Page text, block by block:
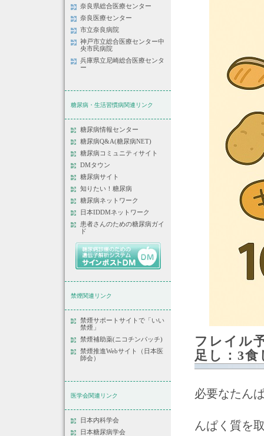
奈良県総合医療センター
奈良医療センター
市立奈良病院
神戸市立総合医療センター中
央市民病院
兵庫県立尼崎総合医療センタ
ー
糖尿病・生活習慣病関連リンク
糖尿病情報センター
糖尿病Q&A(糖尿病NET)
糖尿病コミュニティサイト
DMタウン
糖尿病サイト
知りたい！糖尿病
糖尿病ネットワーク
日本IDDMネットワーク
患者さんのための糖尿病ガイ
ド
禁煙関連リンク
禁煙サポートサイトで「いい
禁煙」
禁煙補助薬(ニコチンパッチ)
禁煙推進Webサイト（日本医
師会）
医学会関連リンク
日本内科学会
日本糖尿病学会
フレイル
足し：3
必要なたん
んぱく質を